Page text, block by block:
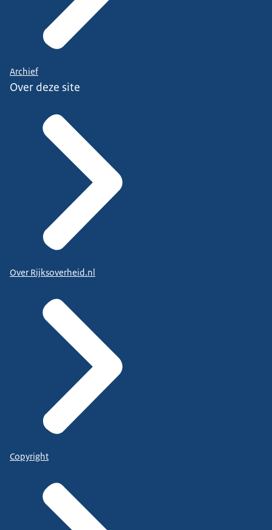
Archief
Over deze site
Over Rijksoverheid.nl
Copyright